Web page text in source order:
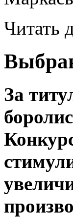
Читать
За